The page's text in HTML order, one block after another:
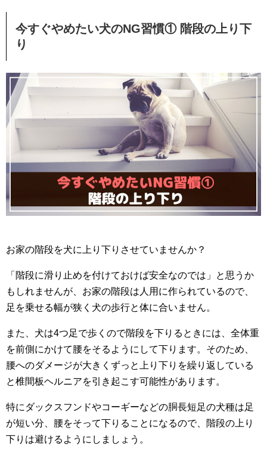
今すぐやめたい犬のNG習慣① 階段の上り下
り
お家の階段を犬に上り下りさせていませんか？
「階段に滑り止めを付けておけば安全なのでは」と思うか
もしれませんが、お家の階段は人用に作られているので、
足を乗せる幅が狭く犬の歩行と体に合いません。
また、犬は4つ足で歩くので階段を下りるときには、全体重
を前側にかけて腰をそるようにして下ります。そのため、
腰へのダメージが大きくずっと上り下りを繰り返している
と椎間板ヘルニアを引き起こす可能性があります。
特にダックスフンドやコーギーなどの胴長短足の犬種は足
が短い分、腰をそって下りることになるので、階段の上り
下りは避けるようにしましょう。